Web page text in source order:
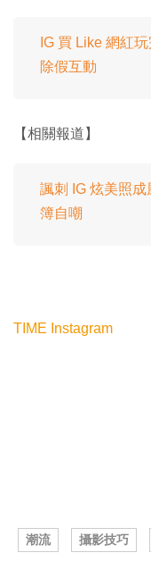
IG 買 Like 網紅
除假互動
【相關報道】
諷刺 IG 炫美照
簿自嘲
TIME Instagram
潮流 攝影技巧